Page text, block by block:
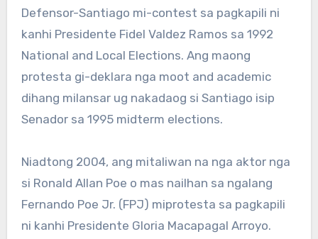
Defensor-Santiago mi-contest sa pagkapili ni
kanhi Presidente Fidel Valdez Ramos sa 1992
National and Local Elections. Ang maong
protesta gi-deklara nga moot and academic
dihang milansar ug nakadaog si Santiago isip
Senador sa 1995 midterm elections.
Niadtong 2004, ang mitaliwan na nga aktor nga
si Ronald Allan Poe o mas nailhan sa ngalang
Fernando Poe Jr. (FPJ) miprotesta sa pagkapili
ni kanhi Presidente Gloria Macapagal Arroyo.